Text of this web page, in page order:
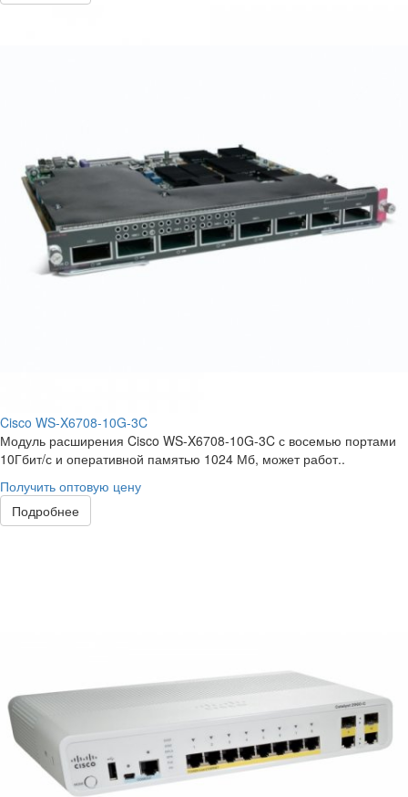
Cisco WS-X6708-10G-3C
Модуль расширения Cisco WS-X6708-10G-3C с восемью портами
10Гбит/с и оперативной памятью 1024 Мб, может работ..
Получить оптовую цену
Подробнее